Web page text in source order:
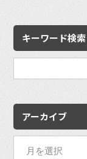
キーワード検索
アーカイブ